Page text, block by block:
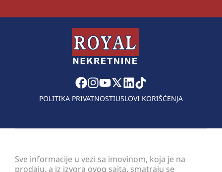
POLITIKA PRIVATNOSTIUSLOVI KORIŠĆENJA
Sve informacije u vezi sa imovinom, koja je na
prodaju, a iz izvora ovog sajta, smatraju se